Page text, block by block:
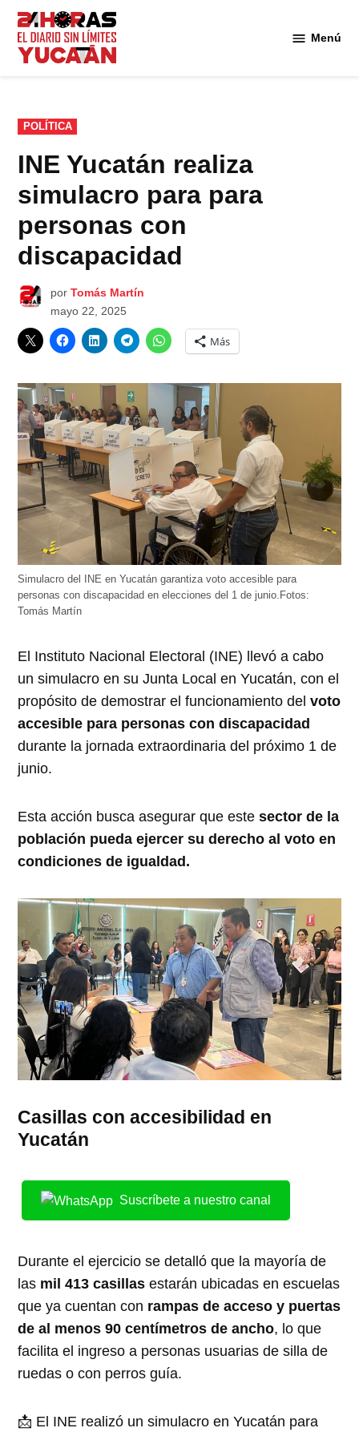
Saltar
contenido
Menú
PUBLICADO
EN
POLÍTICA
INE Yucatán realiza
simulacro para para
personas con
discapacidad
por Tomás Martín
mayo 22, 2025
Más
Simulacro del INE en Yucatán garantiza voto accesible para
personas con discapacidad en elecciones del 1 de junio.Fotos:
Tomás Martín
El Instituto Nacional Electoral (INE) llevó a cabo
un simulacro en su Junta Local en Yucatán, con el
propósito de demostrar el funcionamiento delvoto
accesible para personas con discapacidad
durante la jornada extraordinaria del próximo 1 de
junio.
Esta acción busca asegurar que estesector de la
población pueda ejercer su derecho al voto en
condiciones de igualdad.
Casillas con accesibilidad en
Yucatán
Suscríbete a nuestro canal
Durante el ejercicio se detalló que la mayoría de
las mil 413 casillas estarán ubicadas en escuelas
que ya cuentan con rampas de acceso y puertas
de al menos 90 centímetros de ancho, lo que
facilita el ingreso a personas usuarias de silla de
ruedas o con perros guía.
📩 El INE realizó un simulacro en Yucatán para